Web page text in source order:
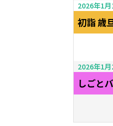
2026年1月
初詣 歳
2026年1月
しごと